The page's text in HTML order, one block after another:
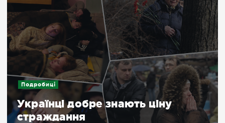
Подробиці
Українці добре знають ціну
страждання